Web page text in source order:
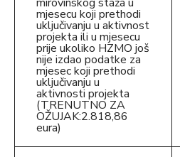
mjesecu koji prethodi
uključivanju u aktivnost
projekta ili u mjesecu
prije ukoliko HZMO još
nije izdao podatke za
mjesec koji prethodi
uključivanju u
aktivnosti projekta
(TRENUTNO ZA
OŽUJAK:2.818,86
eura)